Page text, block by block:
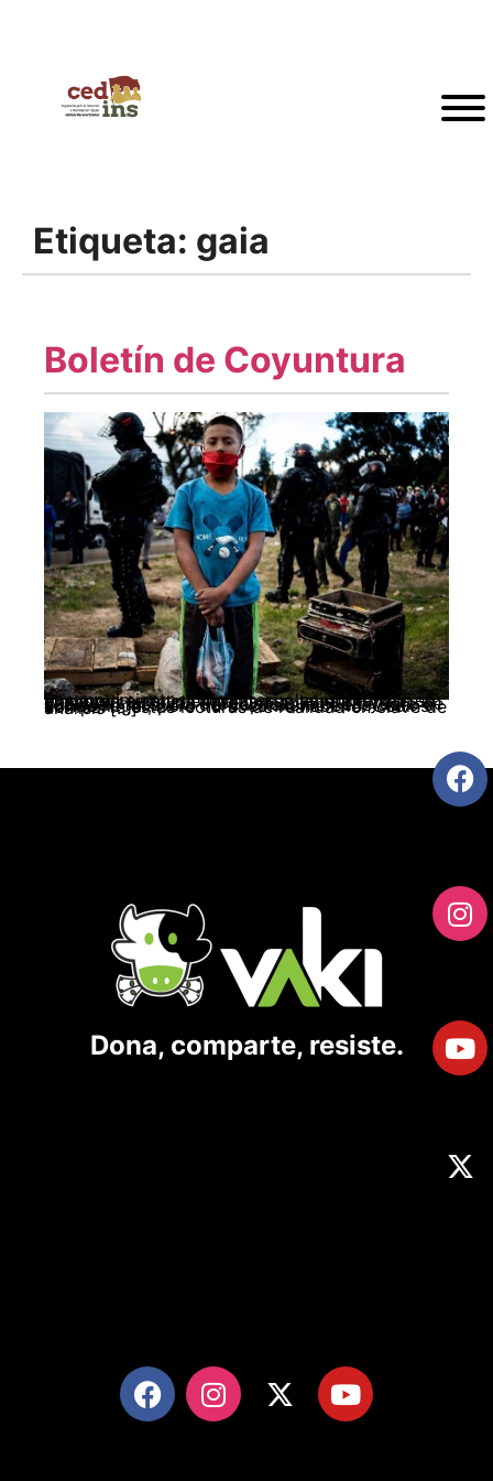
Etiqueta: gaia
Boletín de Coyuntura
Los movimientos populares y las izquierdas en el mundo se encuentran en un laberinto, aún sin descubrir la salida ante una coyuntura de carácter histórico. Pareciera que el proyecto de sociedad más allá del capitalismo tiene claro a dónde llegar, pero no el cómo hacerlo. Cedins comparte estas lecturas de realidad en clave de análisis […]
Dona, comparte, resiste.